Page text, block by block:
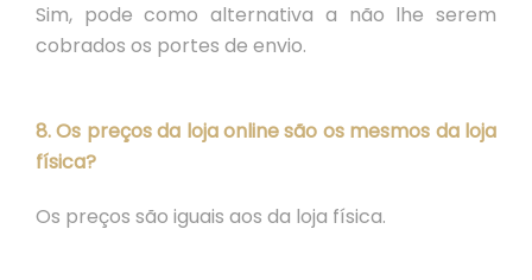
Sim, pode como alternativa a não lhe serem
cobrados os portes de envio.
8. Os preços da loja online são os mesmos da loja
física?
Os preços são iguais aos da loja física.